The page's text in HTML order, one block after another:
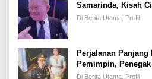
Samarinda, Kisah
Kesuksesan
Di Berita Utama, Profil
Perjalanan
Pemimpin,
Keadilan
Di Berita Utama, Profil